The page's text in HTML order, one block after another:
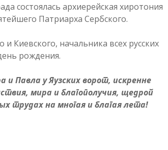
состоялась архиерейская хиротония
Патриарха Сербского.
Киевского, начальника всех русских
рождения.
Павла у Яузских ворот, искренне
мира и благополучия, щедрой
трудах на многая и благая лета!